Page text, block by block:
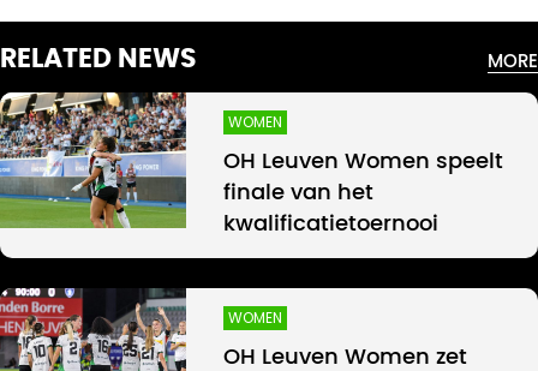
RELATED NEWS MORE
WOMEN
OH Leuven Women speelt
finale van het
kwalificatietoernooi
WOMEN
OH Leuven Women zet